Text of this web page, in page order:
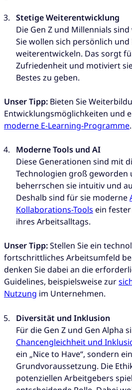
Stetige Weiterentwicklung
Die Gen Z und Millennials
Sie wollen sich persönlich
weiterentwickeln. Das sorgt
Zufriedenheit und motiviert
Bestes zu geben.
Unser Tipp: Bieten Sie
Entwicklungsmöglichkeiten und
moderne E-Learning-Programme.
Moderne Tools und AI
Diese Generationen sind mit
Technologien groß geworden
beherrschen sie intuitiv und
Deshalb sind für sie moderne
Kollaborations-Tools ein
ihres Arbeitsalltags.
Unser Tipp:Stellen Sie ein
fortschrittliches Arbeitsumfeld
denken Sie dabei an die
Guidelines, beispielsweise zur
Nutzung im Unternehmen.
Diversität und Inklusion
Für die Gen Z und Gen Alpha
Chancengleichheit und
ein „Nice to Have“, sondern
Grundvoraussetzung. Die
potenziellen Arbeitgebers